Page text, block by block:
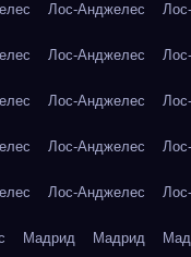
Лос-Анджелес
Лос-Анджелес
Лос-Анджелес
Лос-Анджелес
Лос-Анджелес
Мадрид Мадрид